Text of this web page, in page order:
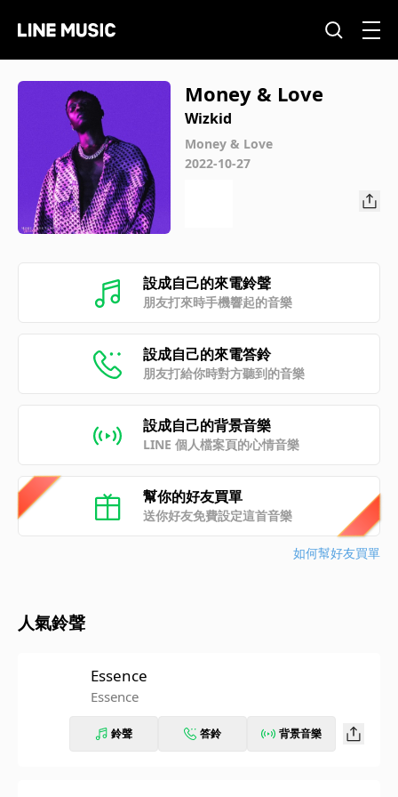
Money & Love
Wizkid
Money & Love
2022-10-27
設成自己的來電鈴聲
朋友打來時手機響起的音樂
設成自己的來電答鈴
朋友打給你時對方聽到的音樂
設成自己的背景音樂
LINE 個人檔案頁的心情音樂
幫你的好友買單
送你好友免費設定這首音樂
如何幫好友買單
人氣鈴聲
Essence
Essence
鈴聲 答鈴 背景音樂